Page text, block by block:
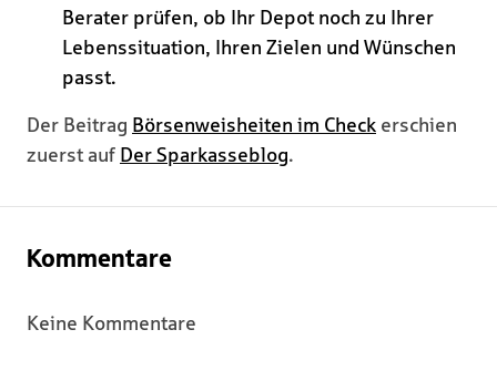
Berater prüfen, ob Ihr Depot noch zu Ihrer
Lebenssituation, Ihren Zielen und Wünschen
passt.
Der Beitrag Börsenweisheiten im Check erschien
zuerst auf Der Sparkasseblog.
Kommentare
Keine Kommentare